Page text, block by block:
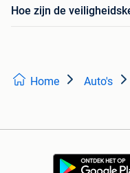
Hoe zijn de
Home Auto's